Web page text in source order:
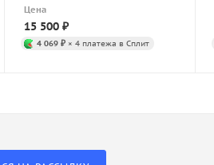
Цена
15 500₽
4 069 ₽× 4 платежа в Сплит